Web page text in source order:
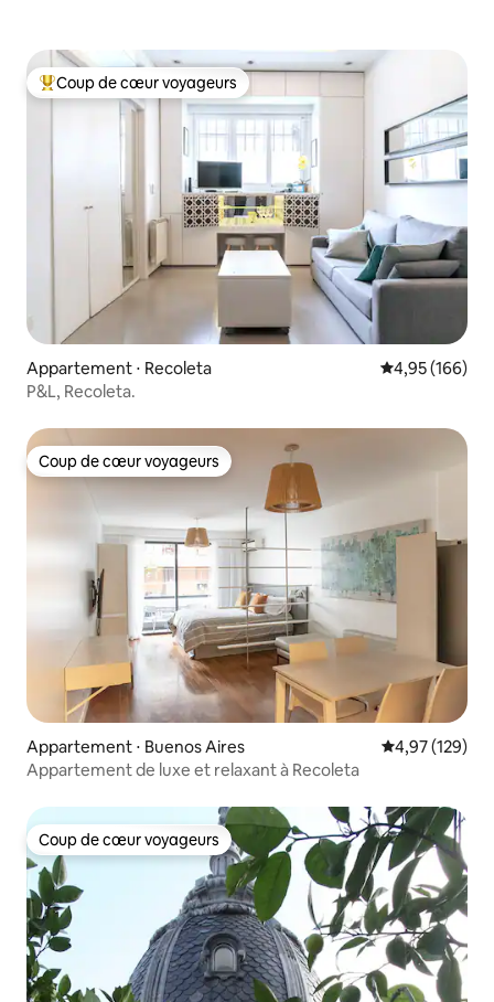
Coups de cœur voyageurs les plus appréciés
Coup de cœur voyageurs
Appartement ⋅ Recoleta Évaluation
4,95 (166)
P&L, Recoleta.
Coup de cœur voyageurs
Coup de cœur voyageurs
Appartement ⋅ Buenos Aires Évaluation
4,97 (129)
Appartement de luxe et relaxant à Recoleta
Coup de cœur voyageurs
Coup de cœur voyageurs